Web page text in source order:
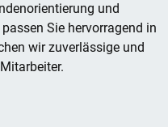
und
Sie hervorragend in
wir zuverlässige und